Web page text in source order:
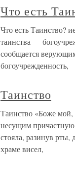
Что есть
Что есть Таинство?
таинства —
сообщается
богоучрежденность,
Таинство
Таинство «Боже мой,
несущим причастную
стояла, разинув рты,
храме висел,